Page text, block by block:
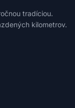
tradíciou.
kilometrov.